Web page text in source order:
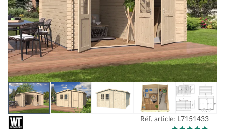
Réf. article: L7151433